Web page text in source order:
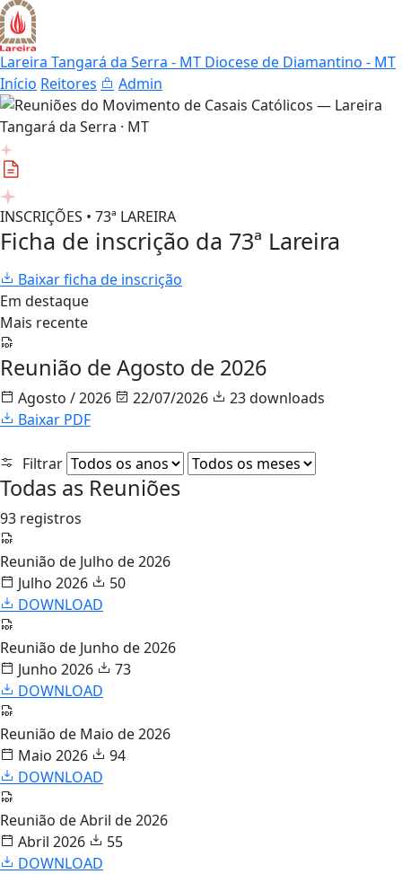
Lareira Tangará da Serra - MT Diocese de Diamantino - MT
Início Reitores Admin
INSCRIÇÕES • 73ª LAREIRA
Ficha de inscrição da 73ª Lareira
Baixar ficha de inscrição
Em destaque
Mais recente
Reunião de Agosto de 2026
Agosto / 2026 22/07/2026
23 downloads
Baixar PDF
Filtrar
Todas as Reuniões
93 registros
Reunião de Julho de 2026
Julho 2026
50
DOWNLOAD
Reunião de Junho de 2026
Junho 2026
73
DOWNLOAD
Reunião de Maio de 2026
Maio 2026
94
DOWNLOAD
Reunião de Abril de 2026
Abril 2026
55
DOWNLOAD